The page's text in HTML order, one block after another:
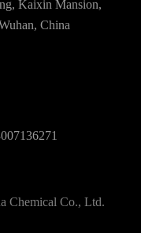
Kaixin Mansion,
China
Chemical Co., Ltd.